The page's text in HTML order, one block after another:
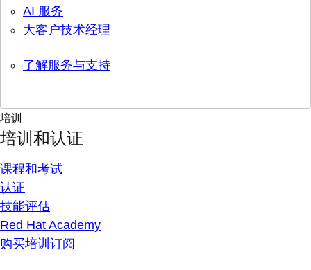
AI 服务
大客户技术经理
了解服务与支持
培训
培训和认证
课程和考试
认证
技能评估
Red Hat Academy
购买培训订阅